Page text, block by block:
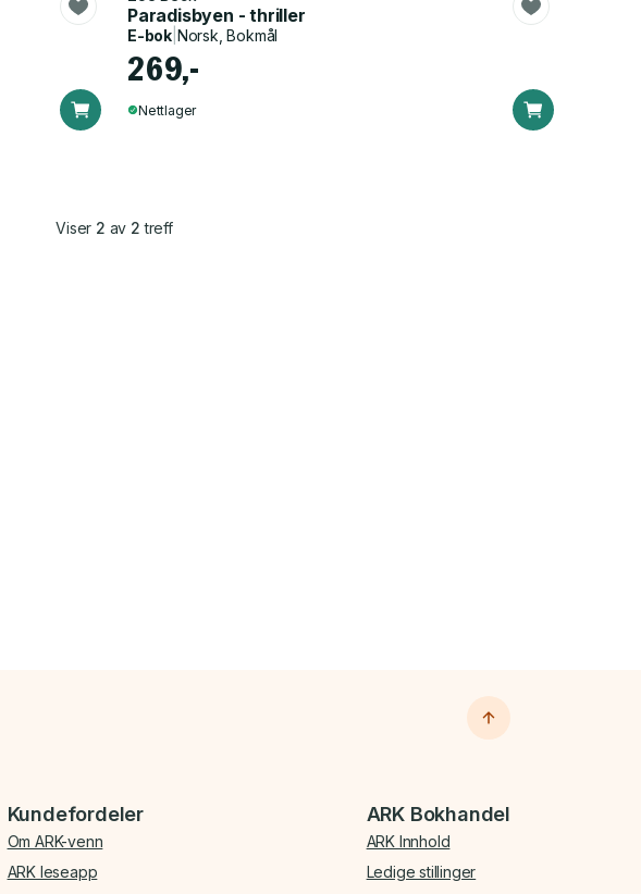
Paradisbyen - thriller
E-bok Norsk, Bokmål
269,-
Nettlager
Viser 2 av 2 treff
Kundefordeler
Om ARK-venn
ARK leseapp
ARK Bokhandel
ARK Innhold
Ledige stillinger